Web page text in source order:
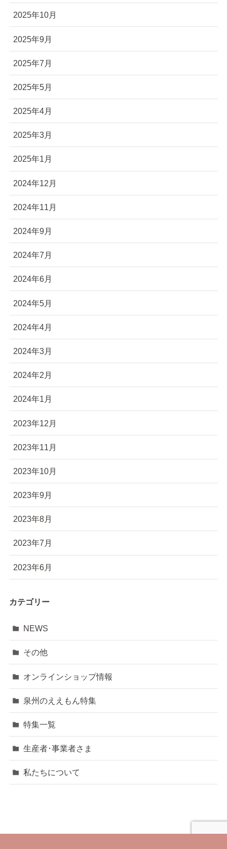
2025年10月
2025年9月
2025年7月
2025年5月
2025年4月
2025年3月
2025年1月
2024年12月
2024年11月
2024年9月
2024年7月
2024年6月
2024年5月
2024年4月
2024年3月
2024年2月
2024年1月
2023年12月
2023年11月
2023年10月
2023年9月
2023年8月
2023年7月
2023年6月
カテゴリー
NEWS
その他
オンラインショップ情報
泉州のええもん特集
特集一覧
生産者･事業者さま
私たちについて